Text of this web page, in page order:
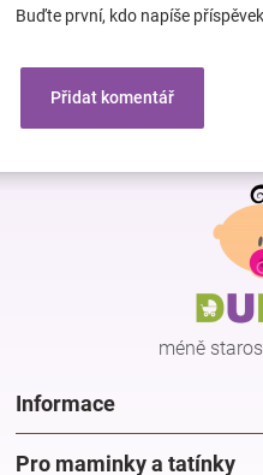
Buďte první, kdo napíše
Přidat komentář
Z
méně
Informace
Pro maminky a tatínky